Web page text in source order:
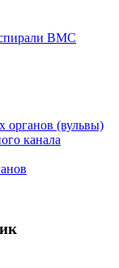
спирали ВМС
органов (вульвы)
канала